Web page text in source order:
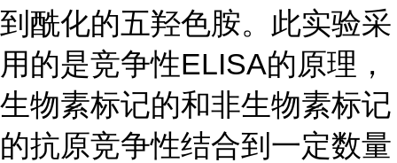
到酰化的五羟色胺。此实验采
用的是竞争性ELISA的原理，
生物素标记的和非生物素标记
的抗原竞争性结合到一定数量